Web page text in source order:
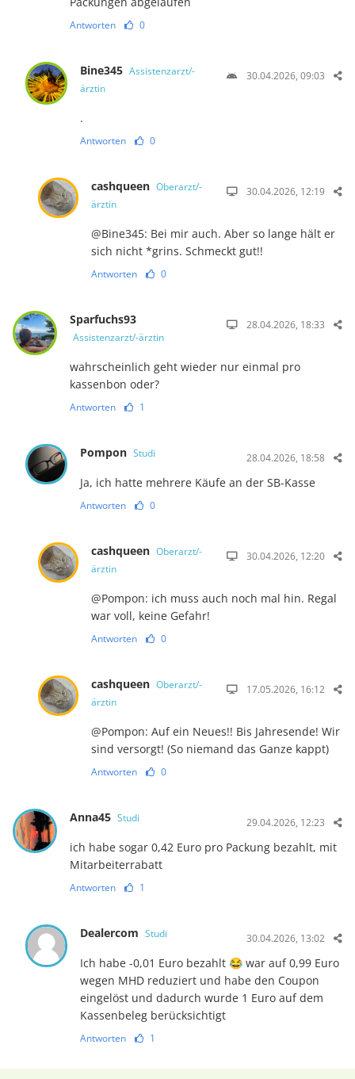
Antworten 0
Bine345 Assistenzarzt/-
ärztin
30.04.2026, 09:03
.
Antworten 0
cashqueen Oberarzt/-
ärztin
30.04.2026, 12:19
@Bine345: Bei mir auch. Aber so lange hält er
sich nicht *grins. Schmeckt gut!!
Antworten 0
Sparfuchs93
Assistenzarzt/-ärztin
28.04.2026, 18:33
wahrscheinlich geht wieder nur einmal pro
kassenbon oder?
Antworten 1
Pompon Studi 28.04.2026, 18:58
Ja, ich hatte mehrere Käufe an der SB-Kasse
Antworten 0
cashqueen Oberarzt/-
ärztin
30.04.2026, 12:20
@Pompon: ich muss auch noch mal hin. Regal
war voll, keine Gefahr!
Antworten 0
cashqueen Oberarzt/-
ärztin
17.05.2026, 16:12
@Pompon: Auf ein Neues!! Bis Jahresende! Wir
sind versorgt! (So niemand das Ganze kappt)
Antworten 0
Anna45 Studi 29.04.2026, 12:23
ich habe sogar 0,42 Euro pro Packung bezahlt, mit
Mitarbeiterrabatt
Antworten 1
Dealercom Studi 30.04.2026, 13:02
Ich habe -0,01 Euro bezahlt 😂 war auf 0,99 Euro
wegen MHD reduziert und habe den Coupon
eingelöst und dadurch wurde 1 Euro auf dem
Kassenbeleg berücksichtigt
Antworten 1